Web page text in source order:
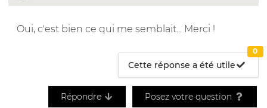
Oui, c'est bien ce qui me semblait... Merci !
Cette réponse a été utile
0
Répondre Posez votre question